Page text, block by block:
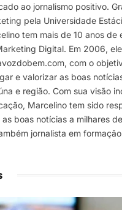
ao jornalismo positivo.
pela Universidade
tem mais de 10 anos de
Digital. Em 2006,
com o
e valorizar as boas
e região. Com sua visão
Marcelino tem sido
as boas notícias a milhares
jornalista em formação